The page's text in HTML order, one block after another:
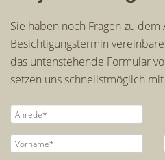
Sie haben noch Fragen zu
Besichtigungstermin
das untenstehende Formular
setzen uns schnellstmöglich